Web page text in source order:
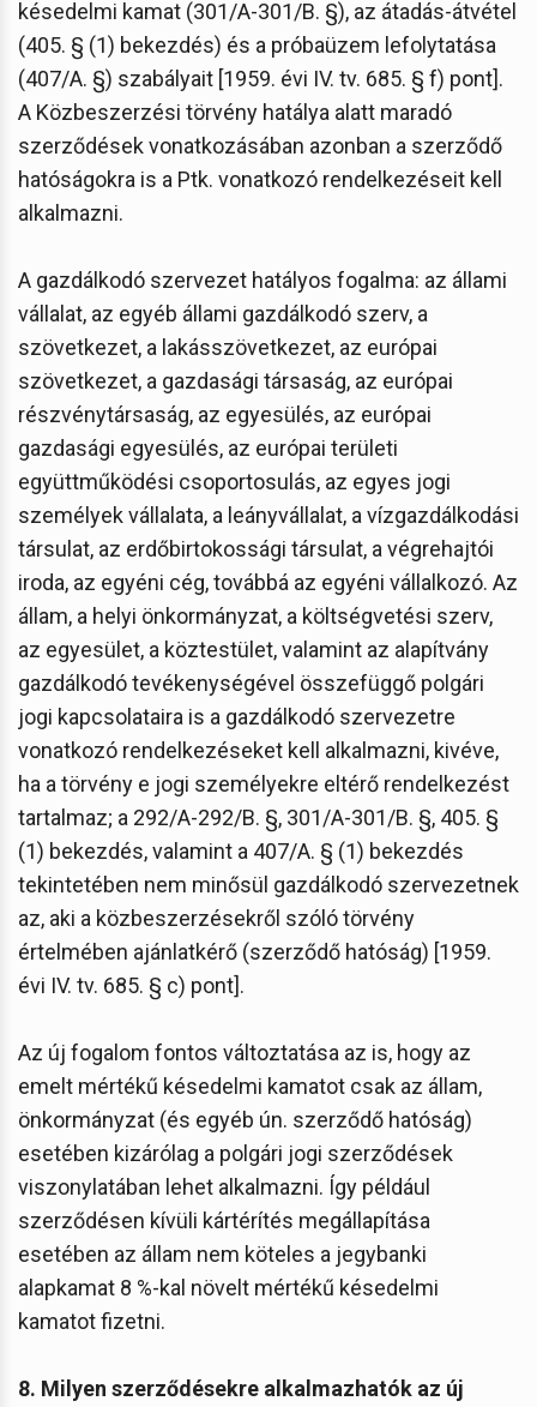
késedelmi kamat (301/A-301/B. §), az átadás-átvétel
(405. § (1) bekezdés) és a próbaüzem lefolytatása
(407/A. §) szabályait [1959. évi IV. tv. 685. § f) pont].
A Közbeszerzési törvény hatálya alatt maradó
szerződések vonatkozásában azonban a szerződő
hatóságokra is a Ptk. vonatkozó rendelkezéseit kell
alkalmazni.
A gazdálkodó szervezet hatályos fogalma: az állami
vállalat, az egyéb állami gazdálkodó szerv, a
szövetkezet, a lakásszövetkezet, az európai
szövetkezet, a gazdasági társaság, az európai
részvénytársaság, az egyesülés, az európai
gazdasági egyesülés, az európai területi
együttműködési csoportosulás, az egyes jogi
személyek vállalata, a leányvállalat, a vízgazdálkodási
társulat, az erdőbirtokossági társulat, a végrehajtói
iroda, az egyéni cég, továbbá az egyéni vállalkozó. Az
állam, a helyi önkormányzat, a költségvetési szerv,
az egyesület, a köztestület, valamint az alapítvány
gazdálkodó tevékenységével összefüggő polgári
jogi kapcsolataira is a gazdálkodó szervezetre
vonatkozó rendelkezéseket kell alkalmazni, kivéve,
ha a törvény e jogi személyekre eltérő rendelkezést
tartalmaz; a 292/A-292/B. §, 301/A-301/B. §, 405. §
(1) bekezdés, valamint a 407/A. § (1) bekezdés
tekintetében nem minősül gazdálkodó szervezetnek
az, aki a közbeszerzésekről szóló törvény
értelmében ajánlatkérő (szerződő hatóság) [1959.
évi IV. tv. 685. § c) pont].
Az új fogalom fontos változtatása az is, hogy az
emelt mértékű késedelmi kamatot csak az állam,
önkormányzat (és egyéb ún. szerződő hatóság)
esetében kizárólag a polgári jogi szerződések
viszonylatában lehet alkalmazni. Így például
szerződésen kívüli kártérítés megállapítása
esetében az állam nem köteles a jegybanki
alapkamat 8 %-kal növelt mértékű késedelmi
kamatot fizetni.
8. Milyen szerződésekre alkalmazhatók az új